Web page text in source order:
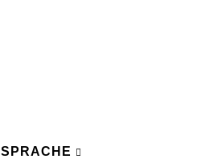
SPRACHE
FR